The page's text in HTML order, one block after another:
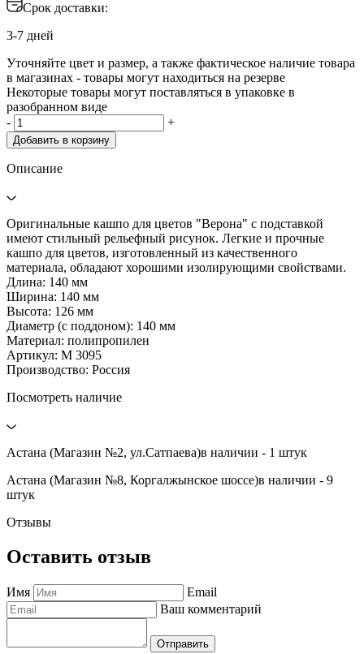
Срок доставки:
3-7 дней
Уточняйте цвет и размер, а также фактическое наличие товара
в магазинах - товары могут находиться на резерве
Некоторые товары могут поставляться в упаковке в
разобранном виде
-
+
Добавить в корзину
Описание
Оригинальные кашпо для цветов "Верона" с подставкой
имеют стильный рельефный рисунок. Легкие и прочные
кашпо для цветов, изготовленный из качественного
материала, обладают хорошими изолирующими свойствами.
Длина: 140 мм
Ширина: 140 мм
Высота: 126 мм
Диаметр (с поддоном): 140 мм
Материал: полипропилен
Артикул: М 3095
Производство: Россия
Посмотреть наличие
Астана (Магазин №2, ул.Сатпаева)в наличии - 1 штук
Астана (Магазин №8, Коргалжынское шоссе)в наличии - 9
штук
Отзывы
Оставить отзыв
Имя
Email
Ваш комментарий
Отправить